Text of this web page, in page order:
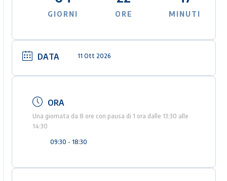
GIORNI ORE MINUTI
DATA 11 Ott 2026
ORA
Una giornata da 8 ore con pausa di 1 ora dalle 13:30 alle
14:30
09:30 - 18:30